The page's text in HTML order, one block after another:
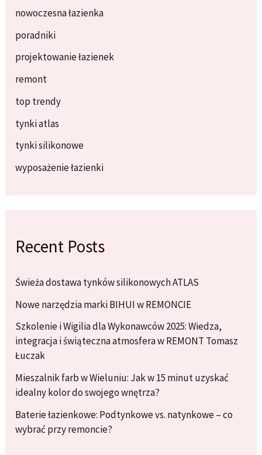
nowoczesna łazienka
poradniki
projektowanie łazienek
remont
top trendy
tynki atlas
tynki silikonowe
wyposażenie łazienki
Recent Posts
Świeża dostawa tynków silikonowych ATLAS
Nowe narzędzia marki BIHUI w REMONCIE
Szkolenie i Wigilia dla Wykonawców 2025: Wiedza,
integracja i świąteczna atmosfera w REMONT Tomasz
Łuczak
Mieszalnik farb w Wieluniu: Jak w 15 minut uzyskać
idealny kolor do swojego wnętrza?
Baterie łazienkowe: Podtynkowe vs. natynkowe – co
wybrać przy remoncie?